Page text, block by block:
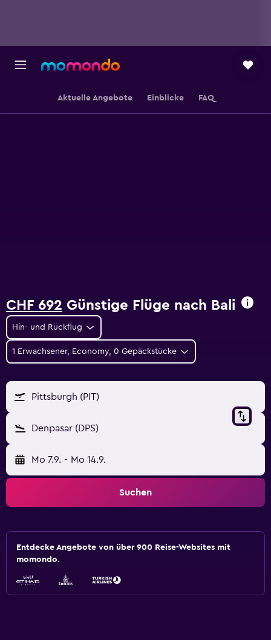
Aktuelle Angebote Einblicke FAQ
CHF 692 Günstige Flüge nach Bali
Hin- und Rückflug
1 Erwachsener, Economy, 0 Gepäckstücke
Pittsburgh (PIT)
Denpasar (DPS)
Mo 7.9. - Mo 14.9.
Suchen
Entdecke Angebote von über 900 Reise-Websites mit
momondo.